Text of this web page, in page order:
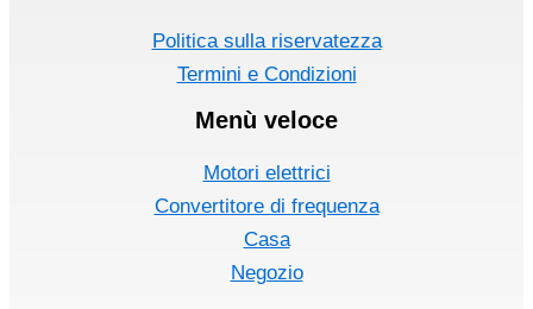
Politica sulla riservatezza
Termini e Condizioni
Menù veloce
Motori elettrici
Convertitore di frequenza
Casa
Negozio